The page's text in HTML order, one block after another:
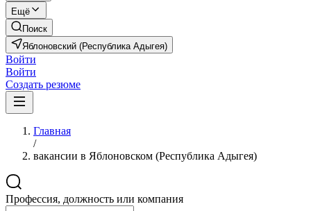
Ещё
Поиск
Яблоновский (Республика Адыгея)
Войти
Войти
Создать резюме
Главная
/
вакансии в Яблоновском (Республика Адыгея)
Профессия, должность или компания